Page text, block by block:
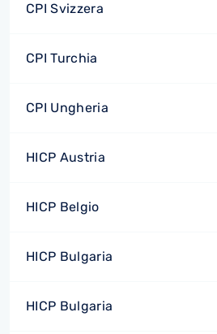
CPI Svizzera
CPI Turchia
CPI Ungheria
HICP Austria
HICP Belgio
HICP Bulgaria
HICP Bulgaria